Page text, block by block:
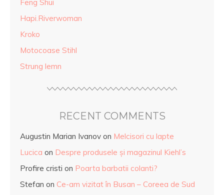
Feng Shui
Hapi.Riverwoman
Kroko
Motocoase Stihl
Strung lemn
RECENT COMMENTS
Augustin Marian Ivanov on Melcisori cu lapte
Lucica on Despre produsele și magazinul Kiehl’s
Profire cristi on Poarta barbatii colanti?
Stefan on Ce-am vizitat în Busan – Coreea de Sud